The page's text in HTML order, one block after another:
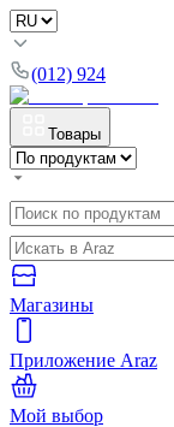
(012) 924
Товары
Магазины
Приложение Araz
Мой выбор